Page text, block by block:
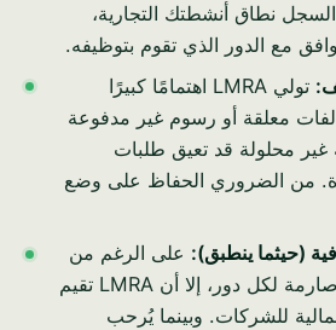
نطاق أنشطتك التجارية،
مع الدور الذي تقوم بتوظيفه.
تولي LMRA اهتمامًا كبيرًا
معلقة أو رسوم غير مدفوعة
غير محلولة قد تعيق طلبات
من الضروري الحفاظ على وضع
(حيثما ينطبق): على الرغم من
أنها ليست حصة صارمة لكل دور، إلا أن LMRA تقيم
للشركات. وبينما يُرحب
ابدأ المحادثة →
تخطّ الآن
· الرد خلال ساعة عمل · بياناتك سرية تمامًا.